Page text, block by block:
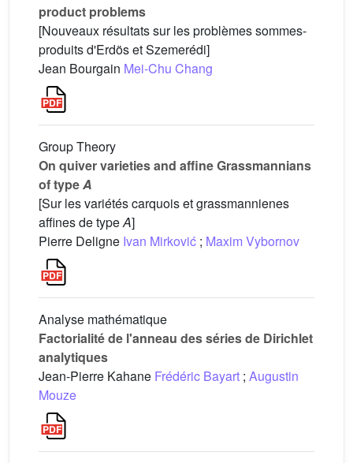
product problems
[Nouveaux résultats sur les problèmes sommes-
produits d'Erdös et Szemerédi]
Jean Bourgain Mei-Chu Chang
Group Theory
On quiver varieties and affine Grassmannians
of typeA
[Sur les variétés carquois et grassmannienes
affines de typeA]
Pierre Deligne Ivan Mirković ; Maxim Vybornov
Analyse mathématique
Factorialité de l'anneau des séries de Dirichlet
analytiques
Jean-Pierre Kahane Frédéric Bayart ; Augustin
Mouze